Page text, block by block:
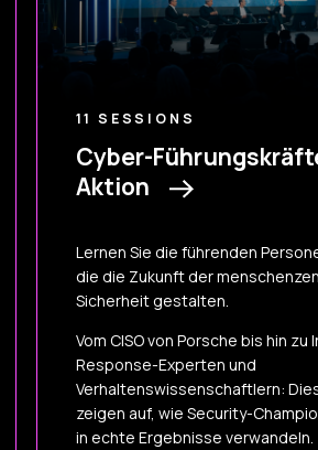
11 SESSIONS
Cyber-
Aktion
Lernen Sie die führenden
die die Zukunft der
Sicherheit gestalten.
Vom CISO von Porsche bis hin zu
Response-Experten und
Verhaltenswissenschaftlern:
zeigen auf, wie Security-
in echte Ergebnisse verwandeln.